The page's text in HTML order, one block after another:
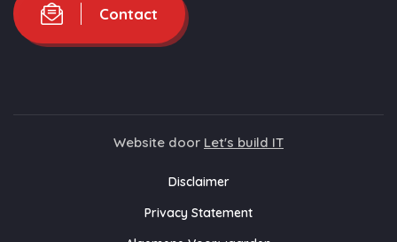
Contact
Website door Let's build IT
Disclaimer
Privacy Statement